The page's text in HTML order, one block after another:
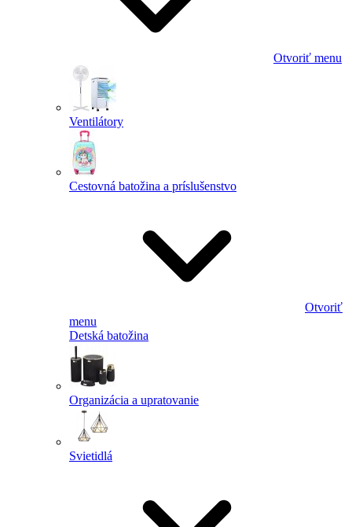
Otvoriť menu
Ventilátory
Cestovná batožina a príslušenstvo
Otvoriť
menu
Detská batožina
Organizácia a upratovanie
Svietidlá